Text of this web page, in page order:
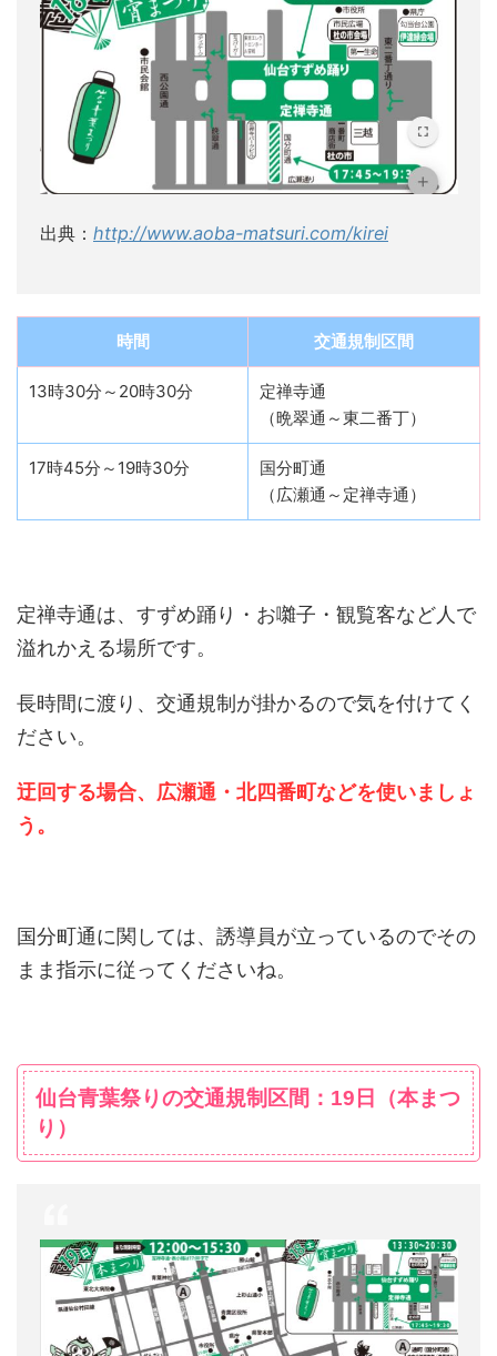
出典： http://www.aoba-matsuri.com/kirei
時間 交通規制区間
13時30分～20時30分
定禅寺通
（晩翠通～東二番丁）
17時45分～19時30分
国分町通
（広瀬通～定禅寺通）
定禅寺通は、すずめ踊り・お囃子・観覧客など人で
溢れかえる場所です。
長時間に渡り、交通規制が掛かるので気を付けてく
ださい。
迂回する場合、広瀬通・北四番町などを使いましょ
う。
国分町通に関しては、誘導員が立っているのでその
まま指示に従ってくださいね。
仙台青葉祭りの交通規制区間：19日（本まつ
り）